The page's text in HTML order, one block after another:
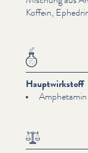
Koffein,
Hauptwirkstoff
Amphetamin